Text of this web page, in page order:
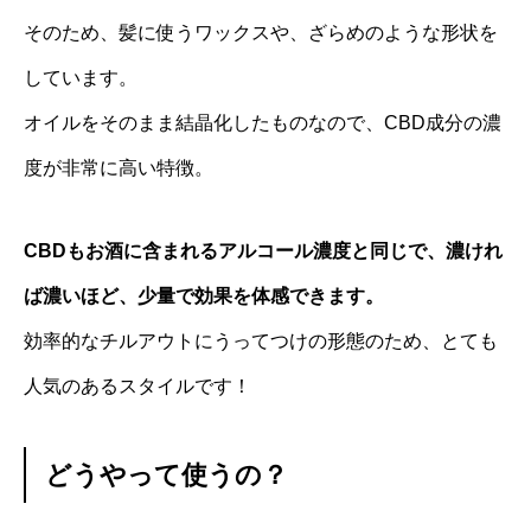
そのため、髪に使うワックスや、ざらめのような形状を
しています。
オイルをそのまま結晶化したものなので、CBD成分の濃
度が非常に高い特徴。
CBDもお酒に含まれるアルコール濃度と同じで、濃けれ
ば濃いほど、少量で効果を体感できます。
効率的なチルアウトにうってつけの形態のため、とても
人気のあるスタイルです！
どうやって使うの？